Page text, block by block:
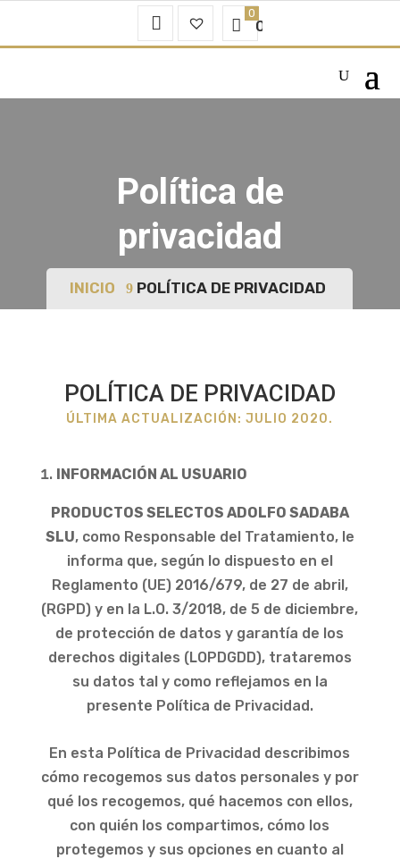
Mi Favoritos
0.00
Política de
privacidad
INICIO POLÍTICA DE PRIVACIDAD
POLÍTICA DE PRIVACIDAD
ÚLTIMA ACTUALIZACIÓN: JULIO 2020.
INFORMACIÓN AL USUARIO
PRODUCTOS SELECTOS ADOLFO SADABA
SLU, como Responsable del Tratamiento, le
informa que, según lo dispuesto en el
Reglamento (UE) 2016/679, de 27 de abril,
(RGPD) y en la L.O. 3/2018, de 5 de diciembre,
de protección de datos y garantía de los
derechos digitales (LOPDGDD), trataremos
su datos tal y como reflejamos en la
presente Política de Privacidad.
En esta Política de Privacidad describimos
cómo recogemos sus datos personales y por
qué los recogemos, qué hacemos con ellos,
con quién los compartimos, cómo los
protegemos y sus opciones en cuanto al